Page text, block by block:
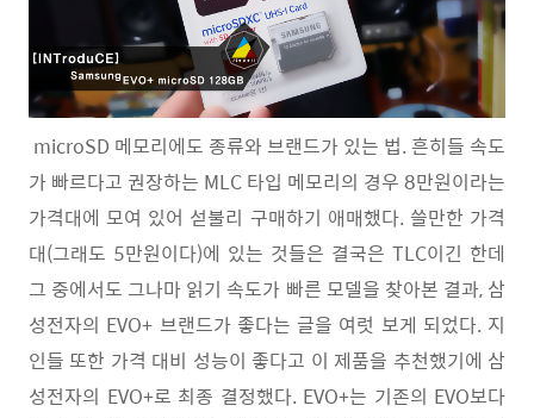
microSD 메모리에도 종류와 브랜드가 있는 법. 흔히들 속도
가 빠르다고 권장하는 MLC 타입 메모리의 경우 8만원이라는
가격대에 모여 있어 섣불리 구매하기 애매했다. 쓸만한 가격
대(그래도 5만원이다)에 있는 것들은 결국은 TLC이긴 한데
그 중에서도 그나마 읽기 속도가 빠른 모델을 찾아본 결과, 삼
성전자의 EVO+ 브랜드가 좋다는 글을 여럿 보게 되었다. 지
인들 또한 가격 대비 성능이 좋다고 이 제품을 추천했기에 삼
성전자의 EVO+로 최종 결정했다. EVO+는 기존의 EVO보다